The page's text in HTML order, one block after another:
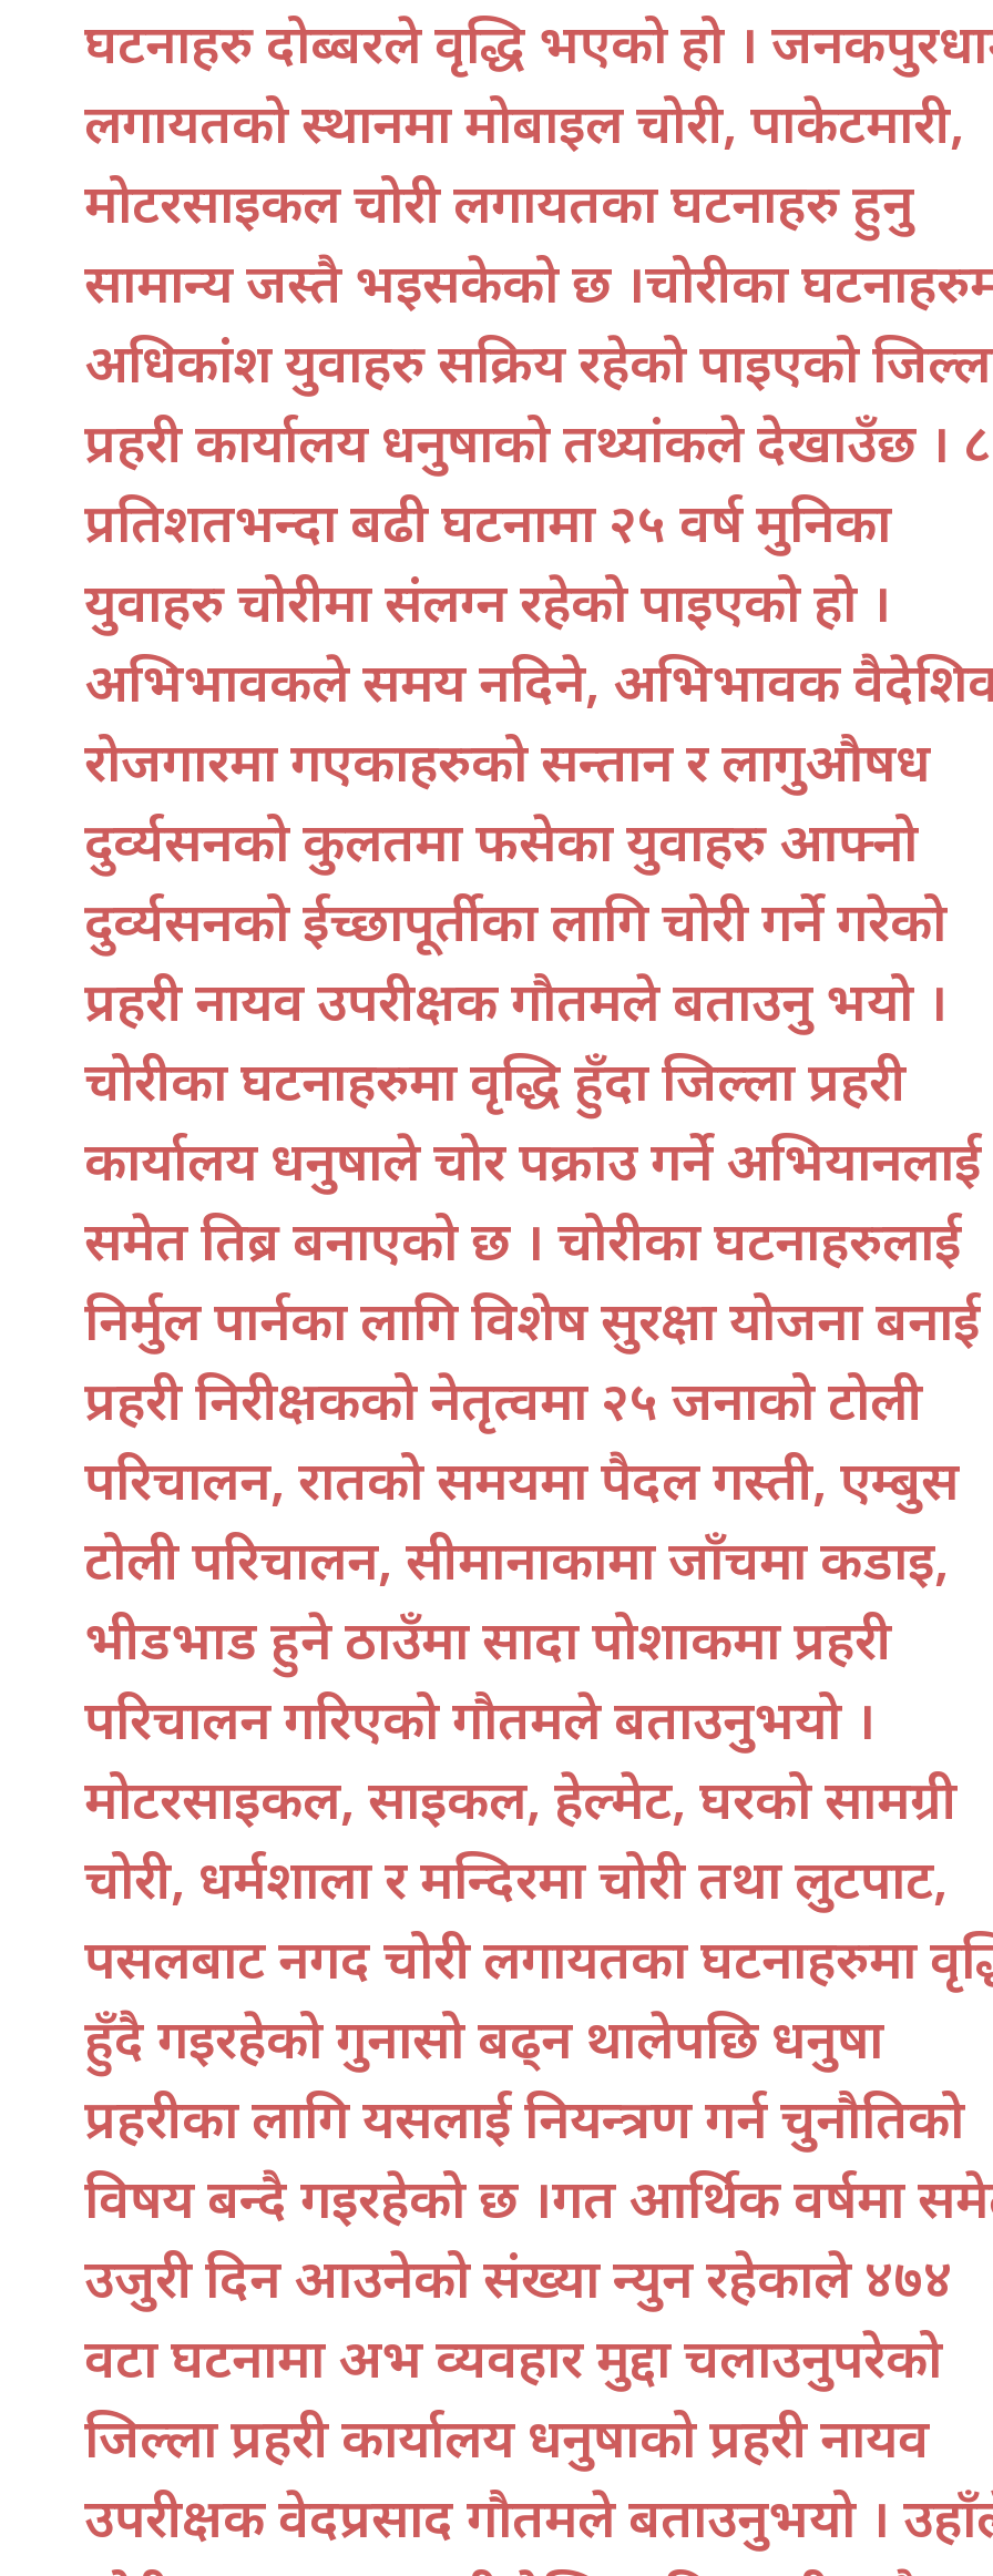
घटनाहरु दोब्बरले वृद्धि भएको हो ।
लगायतको स्थानमा मोबाइल चोरी, पाकेटमारी,
मोटरसाइकल चोरी लगायतका घटनाहरु हुनु
सामान्य जस्तै भइसकेको छ ।चोरीका
अधिकांश युवाहरु सक्रिय रहेको पाइएको
प्रहरी कार्यालय धनुषाको तथ्यांकले देखाउँछ ।
प्रतिशतभन्दा बढी घटनामा २५ वर्ष मुनिका
युवाहरु चोरीमा संलग्न रहेको पाइएको हो ।
अभिभावकले समय नदिने, अभिभावक
रोजगारमा गएकाहरुको सन्तान र लागुऔषध
दुर्व्यसनको कुलतमा फसेका युवाहरु आफ्नो
दुर्व्यसनको ईच्छापूर्तीका लागि चोरी गर्ने गरेको
प्रहरी नायव उपरीक्षक गौतमले बताउनु भयो ।
चोरीका घटनाहरुमा वृद्धि हुँदा जिल्ला प्रहरी
कार्यालय धनुषाले चोर पक्राउ गर्ने अभियानलाई
समेत तिब्र बनाएको छ । चोरीका घटनाहरुलाई
निर्मुल पार्नका लागि विशेष सुरक्षा योजना बनाई
प्रहरी निरीक्षकको नेतृत्वमा २५ जनाको टोली
परिचालन, रातको समयमा पैदल गस्ती, एम्बुस
टोली परिचालन, सीमानाकामा जाँचमा कडाइ,
भीडभाड हुने ठाउँमा सादा पोशाकमा प्रहरी
परिचालन गरिएको गौतमले बताउनुभयो ।
मोटरसाइकल, साइकल, हेल्मेट, घरको सामग्री
चोरी, धर्मशाला र मन्दिरमा चोरी तथा लुटपाट,
पसलबाट नगद चोरी लगायतका घटनाहरुमा
हुँदै गइरहेको गुनासो बढ्न थालेपछि धनुषा
प्रहरीका लागि यसलाई नियन्त्रण गर्न चुनौतिको
विषय बन्दै गइरहेको छ ।गत आर्थिक वर्षमा
उजुरी दिन आउनेको संख्या न्युन रहेकाले ४७४
वटा घटनामा अभद्र व्यवहार मुद्दा चलाउनुपरेको
जिल्ला प्रहरी कार्यालय धनुषाको प्रहरी नायव
उपरीक्षक वेदप्रसाद गौतमले बताउनुभयो ।